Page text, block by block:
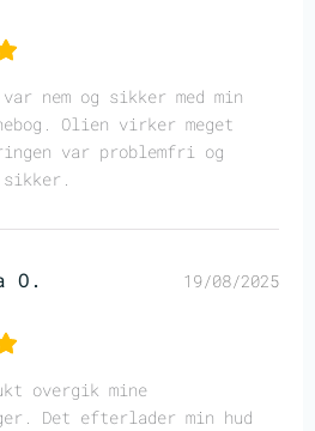
nem og sikker med min
Olien virker meget
var problemfri og
O. 19/08/2025
overgik mine
Det efterlader min hud